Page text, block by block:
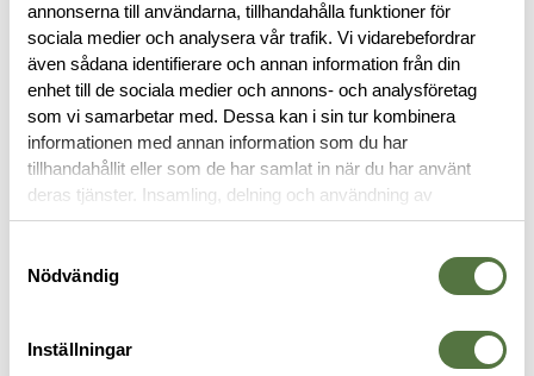
annonserna till användarna, tillhandahålla funktioner för
sociala medier och analysera vår trafik. Vi vidarebefordrar
även sådana identifierare och annan information från din
enhet till de sociala medier och annons- och analysföretag
som vi samarbetar med. Dessa kan i sin tur kombinera
informationen med annan information som du har
tillhandahållit eller som de har samlat in när du har använt
deras tjänster. Insamling, delning och användning av
personuppgifter kan användas för personalisering av
Nödvändig
Inställningar
RECENSIONER
OM VARUMÄRKET
HÖLSTERTILLBEHÖR